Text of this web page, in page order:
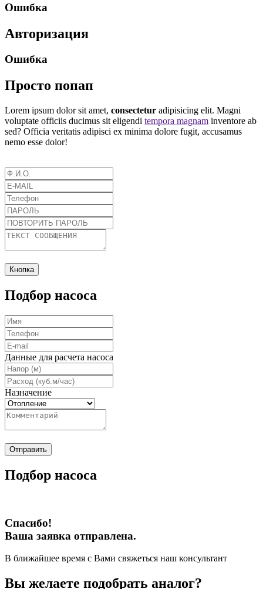
Ошибка
Авторизация
Ошибка
Просто попап
Lorem ipsum dolor sit amet, consectetur adipisicing elit. Magni
voluptate officiis ducimus sit eligendi tempora magnam inventore ab
sed? Officia veritatis adipisci ex minima dolore fugit, accusamus
nemo esse dolor!
Кнопка
Подбор насоса
Данные для расчета насоса
Назначение
Отправить
Подбор насоса
Спасибо!
Ваша заявка отправлена.
В ближайшее время с Вами свяжеться наш консультант
Вы желаете подобрать аналог?